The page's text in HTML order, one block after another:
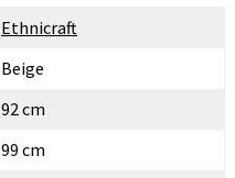
Ethnicraft
Beige
92 cm
99 cm